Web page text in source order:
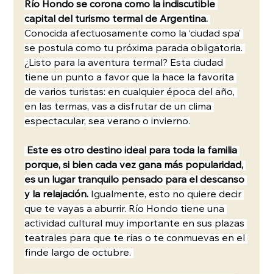
Río Hondo se corona como la indiscutible
capital del turismo termal de Argentina.
Conocida afectuosamente como la ‘ciudad spa’
se postula como tu próxima parada obligatoria.
¿Listo para la aventura termal? Esta ciudad
tiene un punto a favor que la hace la favorita
de varios turistas: en cualquier época del año,
en las termas, vas a disfrutar de un clima
espectacular, sea verano o invierno.
Este es otro destino ideal para toda la familia
porque, si bien cada vez gana más popularidad,
es un lugar tranquilo pensado para el descanso
y la relajación. Igualmente, esto no quiere decir
que te vayas a aburrir. Río Hondo tiene una
actividad cultural muy importante en sus plazas
teatrales para que te rías o te conmuevas en el
finde largo de octubre.